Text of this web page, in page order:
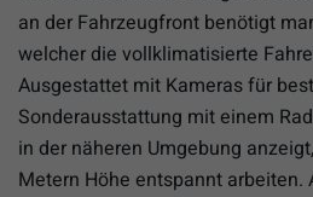
an der Fahrzeugfront benötigt
welcher die vollklimatisierte
Ausgestattet mit Kameras für
Sonderausstattung mit einem
in der näheren Umgebung
Metern Höhe entspannt arbeiten.